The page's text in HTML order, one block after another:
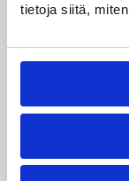
tietoja siitä,